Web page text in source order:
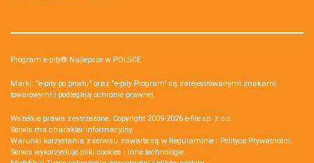
Program e-pity® Najlepsze w POLSCE.
Marki: "e-pity po prostu" oraz "e-pity Program" są zarejestrowanymi znakami
towarowymi i podlegają ochronie prawnej.
Wszelkie prawa zastrzeżone. Copyright 2009-2026 e-file sp. z o.o.
Serwis ma charakter informacyjny.
Warunki korzystania z serwisu zawarte są w Regulaminie i Polityce Prywatności.
Serwis wykorzystuje pliki cookies i inne technologie.